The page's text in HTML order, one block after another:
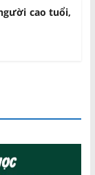
cao tuổi,